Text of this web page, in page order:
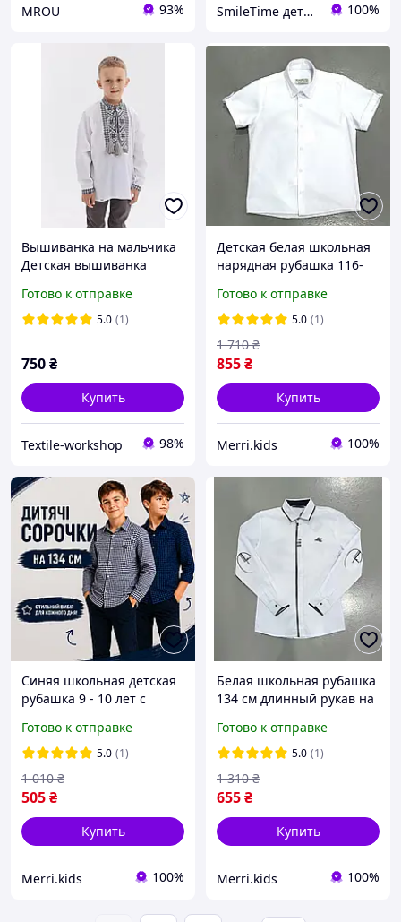
MROU 93% SmileTime детская одежда от производителя 100%
Вышиванка на мальчика
Детская вышиванка
Готово к отправке
5.0 (1)
750₴
Купить
Textile-workshop 98%
Детская белая школьная
нарядная рубашка 116-
158-164см с коротким
рукавом тенниска для
мальчика подростка
Готово к отправке
5.0 (1)
855₴
1 710 ₴
Купить
Merri.kids 100%
Синяя школьная детская
рубашка 9 - 10 лет с
школу нарядные серые
рубашки для мальчиков
Готово к отправке
5.0 (1)
505₴
1 010 ₴
Купить
Merri.kids 100%
Белая школьная рубашка
134 см длинный рукав на
подростковая нарядная
шведка хлопок
Готово к отправке
5.0 (1)
655₴
1 310 ₴
Купить
Merri.kids 100%